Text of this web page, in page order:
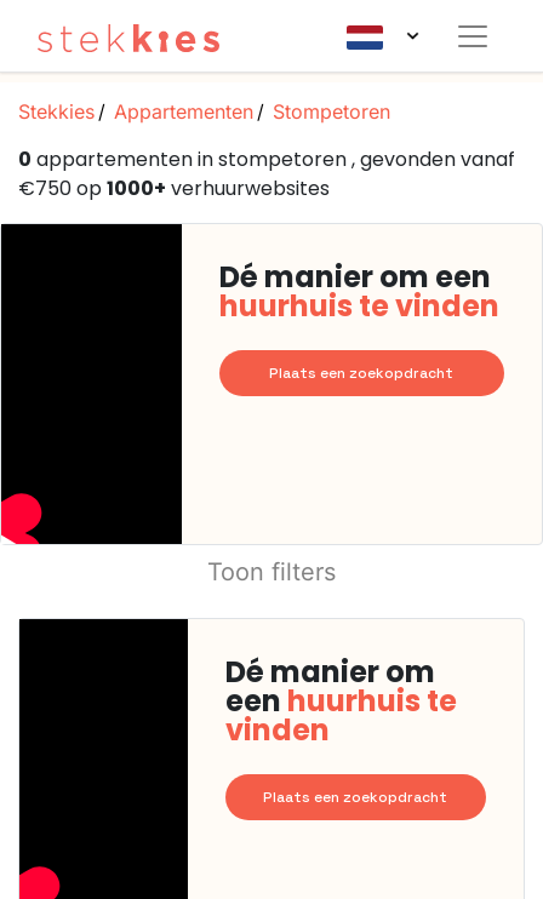
Stekkies Appartementen Stompetoren
0 appartementen in stompetoren , gevonden vanaf
€750 op1000+ verhuurwebsites
Dé manier om een
huurhuis te vinden
Plaats een zoekopdracht
Toon filters
Dé manier om
een huurhuis te
vinden
Plaats een zoekopdracht